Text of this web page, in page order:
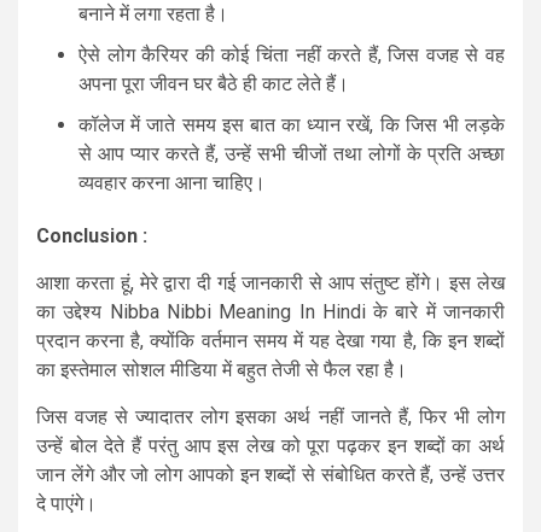
बनाने में लगा रहता है।
ऐसे लोग कैरियर की कोई चिंता नहीं करते हैं, जिस वजह से वह
अपना पूरा जीवन घर बैठे ही काट लेते हैं।
कॉलेज में जाते समय इस बात का ध्यान रखें, कि जिस भी लड़के
से आप प्यार करते हैं, उन्हें सभी चीजों तथा लोगों के प्रति अच्छा
व्यवहार करना आना चाहिए।
Conclusion :
आशा करता हूं, मेरे द्वारा दी गई जानकारी से आप संतुष्ट होंगे। इस लेख
का उद्देश्य Nibba Nibbi Meaning In Hindi के बारे में जानकारी
प्रदान करना है, क्योंकि वर्तमान समय में यह देखा गया है, कि इन शब्दों
का इस्तेमाल सोशल मीडिया में बहुत तेजी से फैल रहा है।
जिस वजह से ज्यादातर लोग इसका अर्थ नहीं जानते हैं, फिर भी लोग
उन्हें बोल देते हैं परंतु आप इस लेख को पूरा पढ़कर इन शब्दों का अर्थ
जान लेंगे और जो लोग आपको इन शब्दों से संबोधित करते हैं, उन्हें उत्तर
दे पाएंगे।